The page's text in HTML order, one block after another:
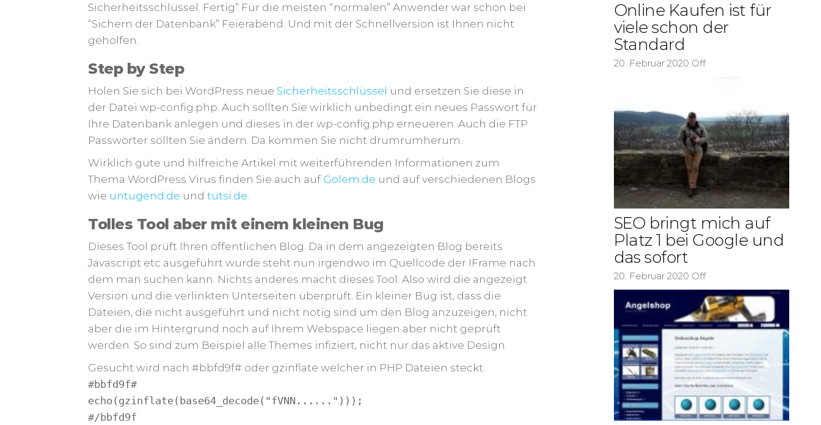
Sicherheitsschlüssel. Fertig” Für die meisten “normalen” Anwender war schon bei
“Sichern der Datenbank” Feierabend. Und mit der Schnellversion ist Ihnen nicht
geholfen.
Step by Step
Holen Sie sich bei WordPress neue Sicherheitsschlüssel und ersetzen Sie diese in
der Datei wp-config.php. Auch sollten Sie wirklich unbedingt ein neues Passwort für
Ihre Datenbank anlegen und dieses in der wp-config.php erneueren. Auch die FTP
Passwörter sollten Sie ändern. Da kommen Sie nicht drumrumherum.
Wirklich gute und hilfreiche Artikel mit weiterführenden Informationen zum
Thema WordPress Virus finden Sie auch auf Golem.de und auf verschiedenen Blogs
wie untugend.de undtutsi.de
Tolles Tool aber mit einem kleinen Bug
Dieses Tool prüft Ihren öffentlichen Blog. Da in dem angezeigten Blog bereits
Javascript etc ausgeführt wurde steht nun irgendwo im Quellcode der IFrame nach
dem man suchen kann. Nichts anderes macht dieses Tool. Also wird die angezeigt
Version und die verlinkten Unterseiten überprüft. Ein kleiner Bug ist, dass die
Dateien, die nicht ausgeführt und nicht nötig sind um den Blog anzuzeigen, nicht
aber die im Hintergrund noch auf Ihrem Webspace liegen aber nicht geprüft
werden. So sind zum Beispiel alle Themes infiziert, nicht nur das aktive Design.
Gesucht wird nach #bbfd9f# oder gzinflate welcher in PHP Dateien steckt:
#bbfd9f#
echo(gzinflate(base64_decode("fVNN......")));
#/bbfd9f
Online Kaufen ist für
viele schon der
Standard
20. Februar 2020 Off
SEO bringt mich auf
Platz 1 bei Google und
das sofort
20. Februar 2020 Off